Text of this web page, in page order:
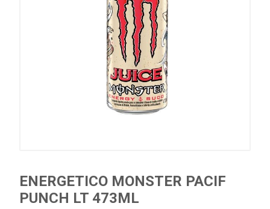
ENERGETICO MONSTER PACIF
PUNCH LT 473ML